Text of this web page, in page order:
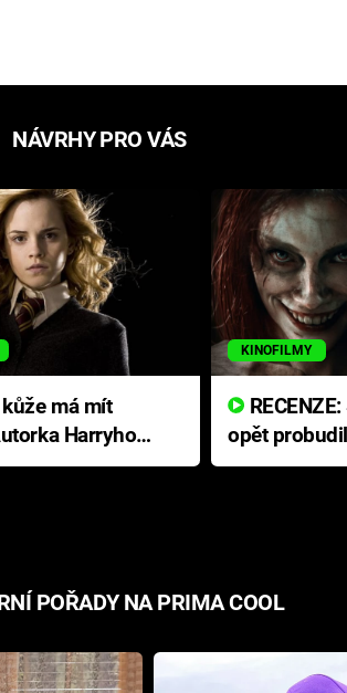
NÁVRHY PRO VÁS
má mít
Harryho
s ráznou
KINOFILMY
opět
přichází s
POŘADY NA PRIMA COOL